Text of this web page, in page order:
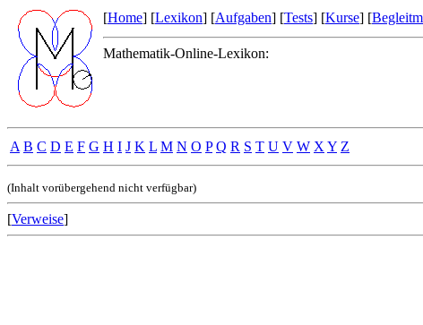
[Home] [Lexikon] [Aufgaben] [Tests] [Kurse] [
Mathematik-Online-Lexikon:
A B C D E F G H I J K L M N O P Q R S T U V W X Y Z
(Inhalt vorübergehend nicht verfügbar)
[Verweise]